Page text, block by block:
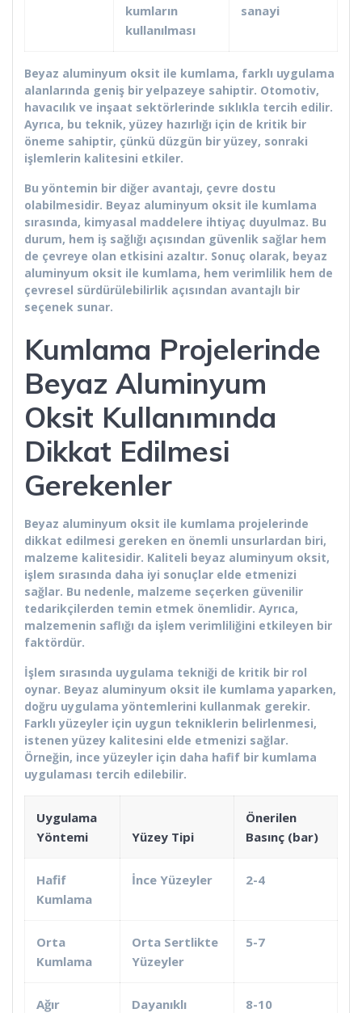
kumların
kullanılması
sanayi
Beyaz aluminyum oksit ile kumlama, farklı uygulama
alanlarında geniş bir yelpazeye sahiptir. Otomotiv,
havacılık ve inşaat sektörlerinde sıklıkla tercih edilir.
Ayrıca, bu teknik, yüzey hazırlığı için de kritik bir
öneme sahiptir, çünkü düzgün bir yüzey, sonraki
işlemlerin kalitesini etkiler.
Bu yöntemin bir diğer avantajı, çevre dostu
olabilmesidir. Beyaz aluminyum oksit ile kumlama
sırasında, kimyasal maddelere ihtiyaç duyulmaz. Bu
durum, hem iş sağlığı açısından güvenlik sağlar hem
de çevreye olan etkisini azaltır. Sonuç olarak, beyaz
aluminyum oksit ile kumlama, hem verimlilik hem de
çevresel sürdürülebilirlik açısından avantajlı bir
seçenek sunar.
Kumlama Projelerinde
Beyaz Aluminyum
Oksit Kullanımında
Dikkat Edilmesi
Gerekenler
Beyaz aluminyum oksit ile kumlama projelerinde
dikkat edilmesi gereken en önemli unsurlardan biri,
malzeme kalitesidir. Kaliteli beyaz aluminyum oksit,
işlem sırasında daha iyi sonuçlar elde etmenizi
sağlar. Bu nedenle, malzeme seçerken güvenilir
tedarikçilerden temin etmek önemlidir. Ayrıca,
malzemenin saflığı da işlem verimliliğini etkileyen bir
faktördür.
İşlem sırasında uygulama tekniği de kritik bir rol
oynar. Beyaz aluminyum oksit ile kumlama yaparken,
doğru uygulama yöntemlerini kullanmak gerekir.
Farklı yüzeyler için uygun tekniklerin belirlenmesi,
istenen yüzey kalitesini elde etmenizi sağlar.
Örneğin, ince yüzeyler için daha hafif bir kumlama
uygulaması tercih edilebilir.
Uygulama
Yöntemi
Yüzey Tipi
Önerilen
Basınç (bar)
Hafif
Kumlama
İnce Yüzeyler 2-4
Orta
Kumlama
Orta Sertlikte
Yüzeyler
5-7
Ağır
Dayanıklı
8-10